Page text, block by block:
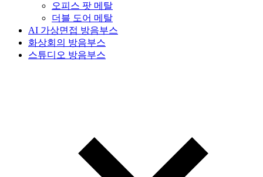
오피스 팟 메탈
더블 도어 메탈
AI 가상면접 방음부스
화상회의 방음부스
스튜디오 방음부스